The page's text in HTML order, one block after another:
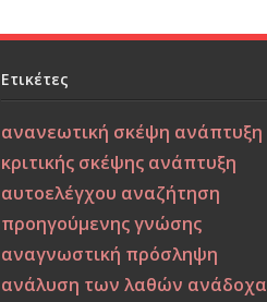
Ετικέτες
ανανεωτική σκέψη ανάπτυξη
κριτικής σκέψης ανάπτυξη
αυτοελέγχου αναζήτηση
προηγούμενης γνώσης
αναγνωστική πρόσληψη
ανάλυση των λαθών ανάδοχα